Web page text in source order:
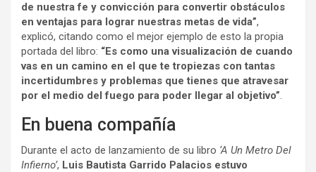
de nuestra fe y convicción para convertir obstáculos
en ventajas para lograr nuestras metas de vida”,
explicó, citando como el mejor ejemplo de esto la propia
portada del libro: “Es como una visualización de cuando
vas en un camino en el que te tropiezas con tantas
incertidumbres y problemas que tienes que atravesar
por el medio del fuego para poder llegar al objetivo”.
En buena compañía
Durante el acto de lanzamiento de su libro ‘A Un Metro Del
Infierno’, Luis Bautista Garrido Palacios estuvo